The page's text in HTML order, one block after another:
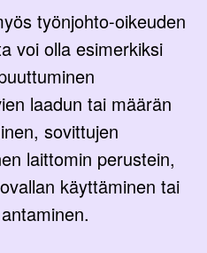
työnjohto-oikeuden
voi olla esimerkiksi
laadun tai määrän
sovittujen
laittomin perustein,
käyttäminen tai